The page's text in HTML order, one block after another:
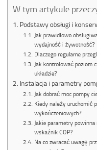
W tym artykule
Podstawy obsługi i
Jak prawidłowo
wydajność i żywotność?
Dlaczego regularne
Jak kontrolować poziom
układzie?
Instalacja i parametry
Jak dobrać moc pompy
Kiedy należy uruchomić
wykończeniowych?
Jakie parametry
wskaźnik COP?
Na co zwracać uwagę